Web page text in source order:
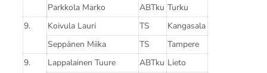
Parkkola Marko
ABTku Turku
9.
Koivula Lauri TS
Kangasala
Seppänen Miika
TS
Tampere
9.
Lappalainen Tuure ABTku Lieto